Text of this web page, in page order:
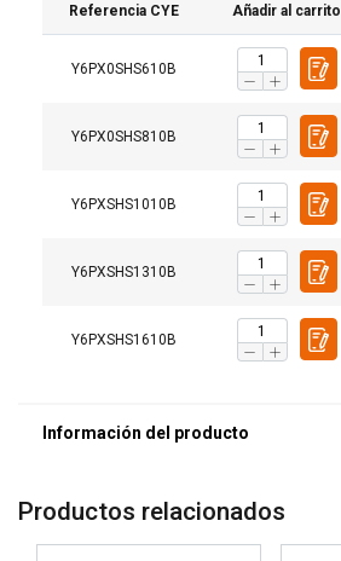
Referencia CYE Añadir al carrito
Y6PX0SHS610B
Y6PX0SHS810B
Y6PXSHS1010B
Y6PXSHS1310B
Y6PXSHS1610B
Productos relacionados